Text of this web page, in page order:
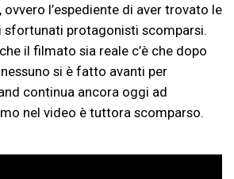
l’espediente di aver trovato le
sfortunati protagonisti scomparsi.
il filmato sia reale c’è che dopo
si è fatto avanti per
continua ancora oggi ad
nel video è tuttora scomparso.